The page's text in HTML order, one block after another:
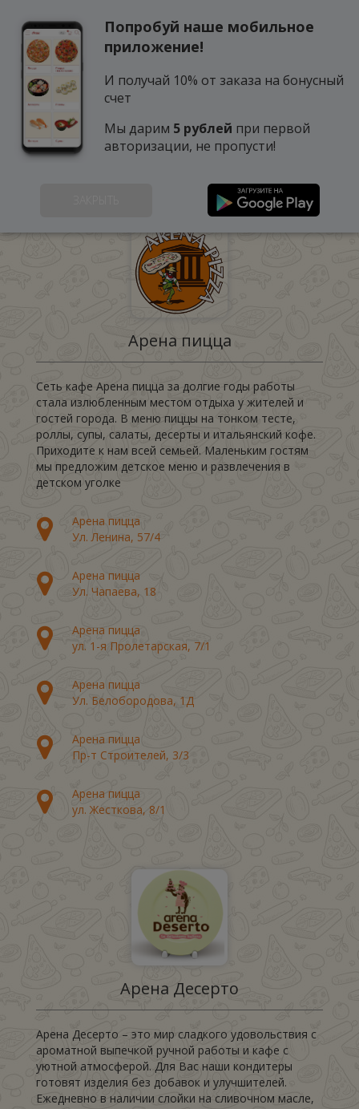
Арена пицца
Сеть кафе Арена пицца за долгие годы работы
стала излюбленным местом отдыха у жителей и
гостей города. В меню пиццы на тонком тесте,
роллы, супы, салаты, десерты и итальянский кофе.
Приходите к нам всей семьей. Маленьким гостям
мы предложим детское меню и развлечения в
детском уголке
Арена пицца
Ул. Ленина, 57/4
Арена пицца
Ул. Чапаева, 18
Арена пицца
ул. 1-я Пролетарская, 7/1
Арена пицца
Ул. Белобородова, 1Д
Арена пицца
Пр-т Строителей, 3/3
Арена пицца
ул. Жесткова, 8/1
Арена Десерто
Арена Десерто – это мир сладкого удовольствия с
ароматной выпечкой ручной работы и кафе с
уютной атмосферой. Для Вас наши кондитеры
готовят изделия без добавок и улучшителей.
Ежедневно в наличии слойки на сливочном масле,
Попробуй наше мобильное
приложение!
И получай 10% от заказа на бонусный
счет
Мы дарим 5 рублей при первой
авторизации, не пропусти!